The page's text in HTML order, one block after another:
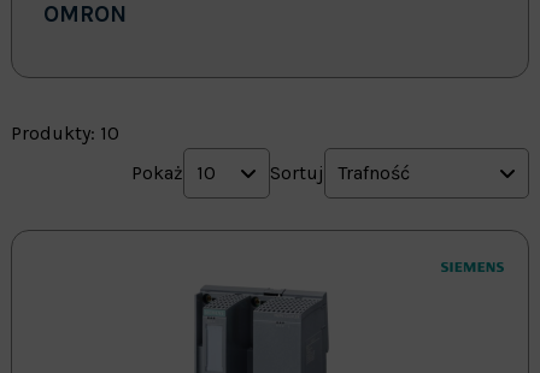
Produkty: 10
Pokaż
10 Sortuj Trafność
OMRON